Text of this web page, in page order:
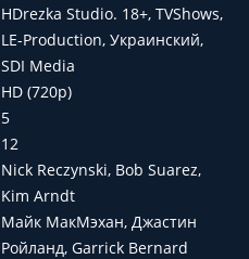
HDrezka Studio. 18+, TVShows,
LE-Production, Украинский,
SDI Media
HD (720p)
5
12
Nick Reczynski, Bob Suarez,
Kim Arndt
Майк МакМэхан, Джастин
Ройланд, Garrick Bernard